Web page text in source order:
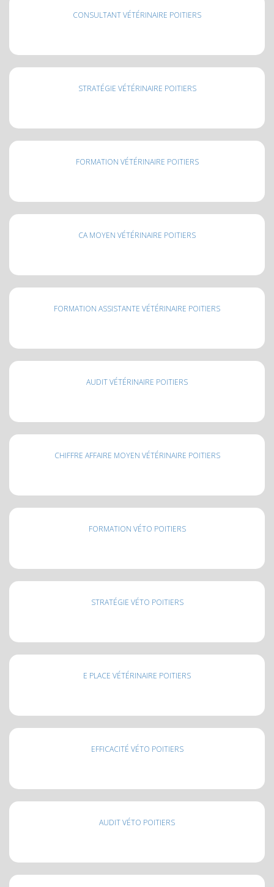
CONSULTANT VÉTÉRINAIRE POITIERS
STRATÉGIE VÉTÉRINAIRE POITIERS
FORMATION VÉTÉRINAIRE POITIERS
CA MOYEN VÉTÉRINAIRE POITIERS
FORMATION ASSISTANTE VÉTÉRINAIRE POITIERS
AUDIT VÉTÉRINAIRE POITIERS
CHIFFRE AFFAIRE MOYEN VÉTÉRINAIRE POITIERS
FORMATION VÉTO POITIERS
STRATÉGIE VÉTO POITIERS
E PLACE VÉTÉRINAIRE POITIERS
EFFICACITÉ VÉTO POITIERS
AUDIT VÉTO POITIERS